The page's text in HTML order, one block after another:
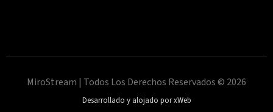
MiroStream | Todos Los Derechos Reservados © 2026
Desarrollado y alojado por xWeb